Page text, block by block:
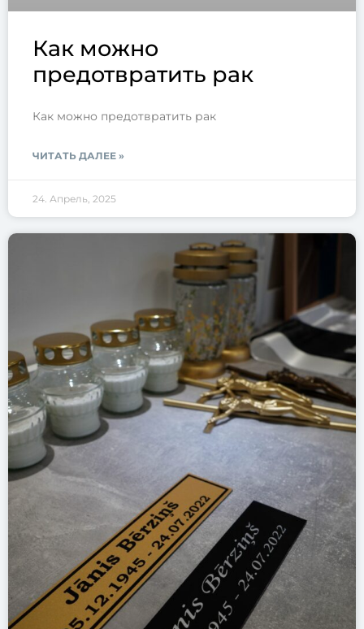
Как можно
предотвратить рак
Как можно предотвратить рак
ЧИТАТЬ ДАЛЕЕ »
24. Апрель, 2025